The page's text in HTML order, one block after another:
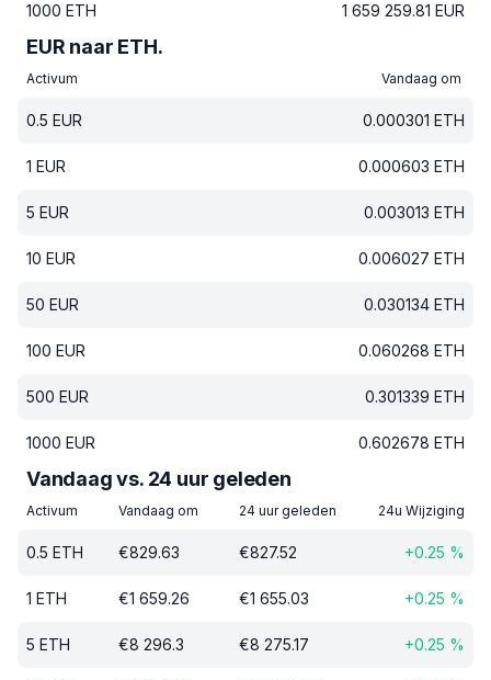
1000 ETH 1 659 259.81 EUR
EUR naar ETH.
Activum Vandaag om
0.5 EUR 0.000301 ETH
1 EUR 0.000603 ETH
5 EUR 0.003013 ETH
10 EUR 0.006027 ETH
50 EUR 0.030134 ETH
100 EUR 0.060268 ETH
500 EUR 0.301339 ETH
1000 EUR 0.602678 ETH
Vandaag vs. 24 uur geleden
Activum Vandaag om 24 uur geleden 24u Wijziging
0.5 ETH €829.63 €827.52 +0.25 %
1 ETH €1 659.26 €1 655.03 +0.25 %
5 ETH €8 296.3 €8 275.17 +0.25 %